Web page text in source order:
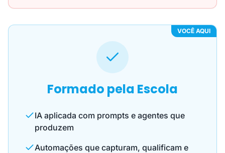
VOCÊ AQUI
Formado pela Escola
IA aplicada com prompts e agentes que
produzem
Automações que capturam, qualificam e